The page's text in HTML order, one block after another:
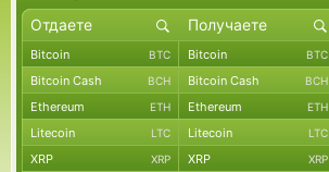
Bitcoin BTC Bitcoin BTC
Bitcoin Cash BCH Bitcoin Cash BCH
Ethereum ETH Ethereum ETH
Litecoin LTC Litecoin LTC
XRP XRP XRP XRP